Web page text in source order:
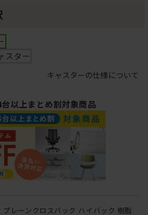
スター
キャスターの仕様について
以上まとめ割対象商品
レーンクロスバック ハイバック 樹脂